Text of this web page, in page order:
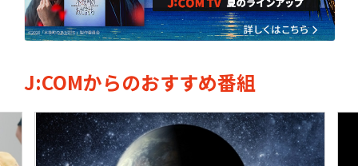
J:COMからのおすすめ番組